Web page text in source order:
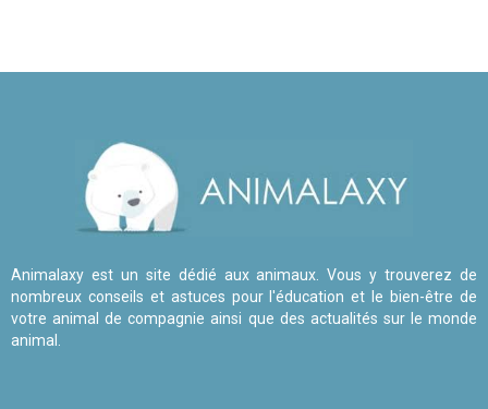
Animalaxy est un site dédié aux animaux. Vous y trouverez de
nombreux conseils et astuces pour l'éducation et le bien-être de
votre animal de compagnie ainsi que des actualités sur le monde
animal.